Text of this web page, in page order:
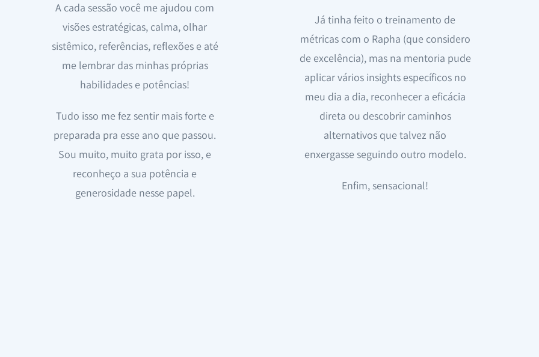
A cada sessão você me ajudou com
visões estratégicas, calma, olhar
sistêmico, referências, reflexões e até
me lembrar das minhas próprias
habilidades e potências!
Tudo isso me fez sentir mais forte e
preparada pra esse ano que passou.
Sou muito, muito grata por isso, e
reconheço a sua potência e
generosidade nesse papel.
Já tinha feito o treinamento de
métricas com o Rapha (que considero
de excelência), mas na mentoria pude
aplicar vários insights específicos no
meu dia a dia, reconhecer a eficácia
direta ou descobrir caminhos
alternativos que talvez não
enxergasse seguindo outro modelo.
Enfim, sensacional!